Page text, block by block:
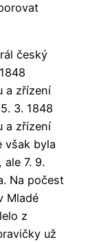
český
a zřízení
3. 1848
a zřízení
však byla
7. 9.
Na počest
Mladé
z
už